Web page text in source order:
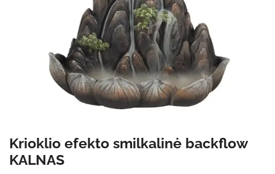
Krioklio efekto smilkalinė backflow
KALNAS